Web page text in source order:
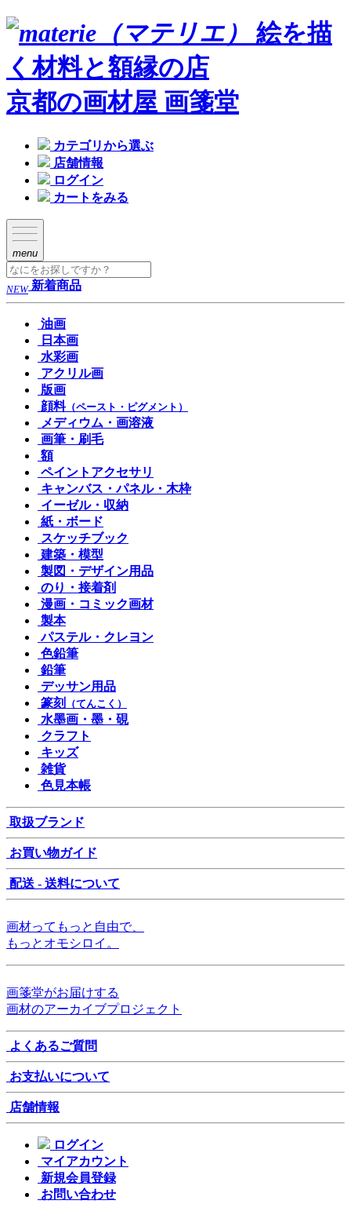
絵を描
く材料と額縁の店
京都の画材屋 画箋堂
カテゴリから選ぶ
店舗情報
ログイン
カートをみる
menu
NEW 新着商品
油画
日本画
水彩画
アクリル画
版画
顔料（ペースト・ピグメント）
メディウム・画溶液
画筆・刷毛
額
ペイントアクセサリ
キャンバス・パネル・木枠
イーゼル・収納
紙・ボード
スケッチブック
建築・模型
製図・デザイン用品
のり・接着剤
漫画・コミック画材
製本
パステル・クレヨン
色鉛筆
鉛筆
デッサン用品
篆刻
（てんこく）
水墨画・墨・硯
クラフト
キッズ
雑貨
色見本帳
取扱ブランド
お買い物ガイド
配送 - 送料について
画材ってもっと自由で、
もっとオモシロイ。
画箋堂がお届けする
画材のアーカイブプロジェクト
よくあるご質問
お支払いについて
店舗情報
ログイン
マイアカウント
新規会員登録
お問い合わせ